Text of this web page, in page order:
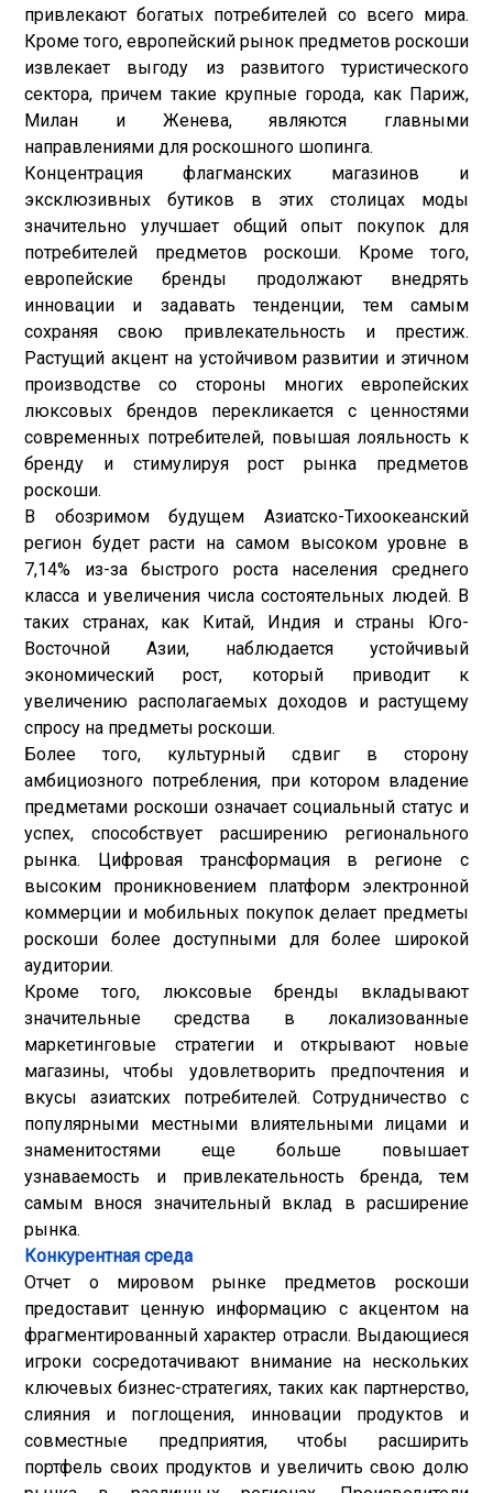
привлекают богатых потребителей со всего мира.
Кроме того, европейский рынок предметов роскоши
извлекает выгоду из развитого туристического
сектора, причем такие крупные города, как Париж,
Милан и Женева, являются главными
направлениями для роскошного шопинга.
Концентрация флагманских магазинов и
эксклюзивных бутиков в этих столицах моды
значительно улучшает общий опыт покупок для
потребителей предметов роскоши. Кроме того,
европейские бренды продолжают внедрять
инновации и задавать тенденции, тем самым
сохраняя свою привлекательность и престиж.
Растущий акцент на устойчивом развитии и этичном
производстве со стороны многих европейских
люксовых брендов перекликается с ценностями
современных потребителей, повышая лояльность к
бренду и стимулируя рост рынка предметов
роскоши.
В обозримом будущем Азиатско-Тихоокеанский
регион будет расти на самом высоком уровне в
7,14% из-за быстрого роста населения среднего
класса и увеличения числа состоятельных людей. В
таких странах, как Китай, Индия и страны Юго-
Восточной Азии, наблюдается устойчивый
экономический рост, который приводит к
увеличению располагаемых доходов и растущему
спросу на предметы роскоши.
Более того, культурный сдвиг в сторону
амбициозного потребления, при котором владение
предметами роскоши означает социальный статус и
успех, способствует расширению регионального
рынка. Цифровая трансформация в регионе с
высоким проникновением платформ электронной
коммерции и мобильных покупок делает предметы
роскоши более доступными для более широкой
аудитории.
Кроме того, люксовые бренды вкладывают
значительные средства в локализованные
маркетинговые стратегии и открывают новые
магазины, чтобы удовлетворить предпочтения и
вкусы азиатских потребителей. Сотрудничество с
популярными местными влиятельными лицами и
знаменитостями еще больше повышает
узнаваемость и привлекательность бренда, тем
самым внося значительный вклад в расширение
рынка.
Конкурентная среда
Отчет о мировом рынке предметов роскоши
предоставит ценную информацию с акцентом на
фрагментированный характер отрасли. Выдающиеся
игроки сосредотачивают внимание на нескольких
ключевых бизнес-стратегиях, таких как партнерство,
слияния и поглощения, инновации продуктов и
совместные предприятия, чтобы расширить
портфель своих продуктов и увеличить свою долю